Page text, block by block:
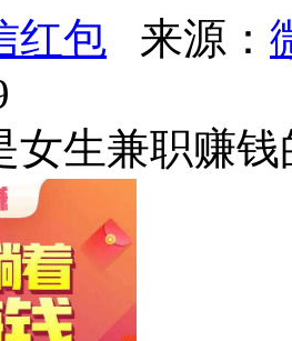
红包 来源：
女生兼职赚